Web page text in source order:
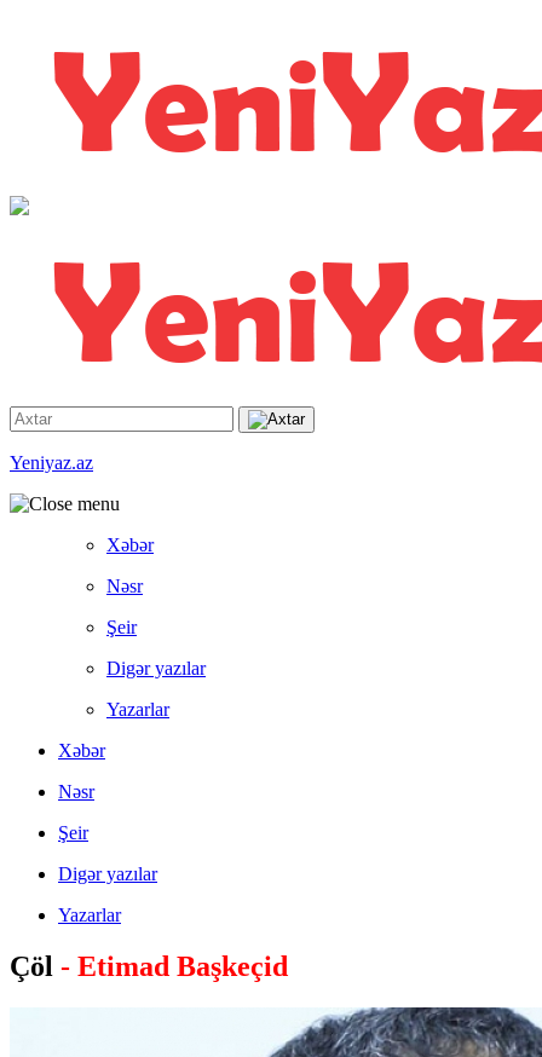
Yeniyaz.az
Xəbər
Nəsr
Şeir
Digər yazılar
Yazarlar
Xəbər
Nəsr
Şeir
Digər yazılar
Yazarlar
Çöl - Etimad Başkeçid